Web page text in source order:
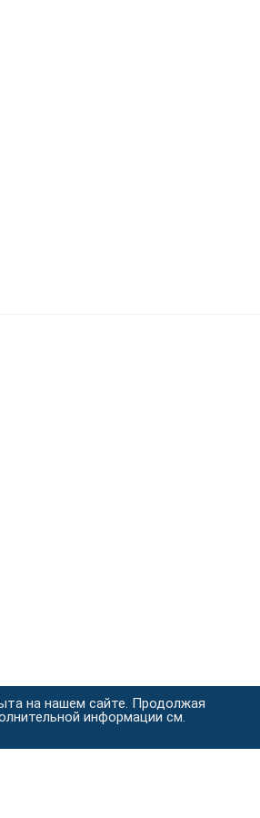
на нашем сайте. Продолжая
информации см.